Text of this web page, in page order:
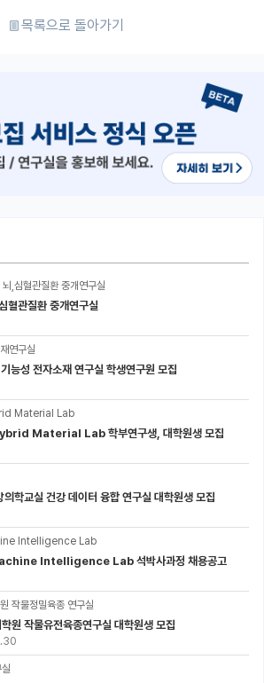
목록으로 돌아가기
,심혈관질환 중개연구실
혈관질환 중개연구실
연구실
능성 전자소재 연구실 학생연구원 모집
Material Lab
Material Lab 학부연구생, 대학원생 모집
학교실 건강 데이터 융합 연구실 대학원생 모집
Intelligence Lab
Intelligence Lab 석박사과정 채용공고
작물정밀육종 연구실
원 작물유전육종연구실 대학원생 모집